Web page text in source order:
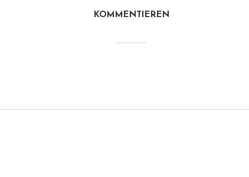
KOMMENTIEREN